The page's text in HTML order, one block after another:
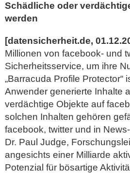
Schädliche oder
werden
[datensicherheit.de,
Millionen von facebook- und
Sicherheitsservice, um ihre
„Barracuda Profile
Anwender generierte Inhalte
verdächtige Objekte auf
solchen Inhalten gehören
facebook, twitter und in
Dr. Paul Judge,
angesichts einer Milliarde
Potenzial für bösartige